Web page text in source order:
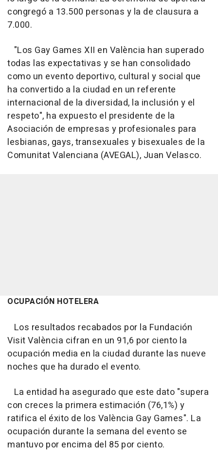
congregó a 13.500 personas y la de clausura a
7.000.
"Los Gay Games XII en València han superado
todas las expectativas y se han consolidado
como un evento deportivo, cultural y social que
ha convertido a la ciudad en un referente
internacional de la diversidad, la inclusión y el
respeto", ha expuesto el presidente de la
Asociación de empresas y profesionales para
lesbianas, gays, transexuales y bisexuales de la
Comunitat Valenciana (AVEGAL), Juan Velasco.
OCUPACIÓN HOTELERA
Los resultados recabados por la Fundación
Visit València cifran en un 91,6 por ciento la
ocupación media en la ciudad durante las nueve
noches que ha durado el evento.
La entidad ha asegurado que este dato "supera
con creces la primera estimación (76,1%) y
ratifica el éxito de los València Gay Games". La
ocupación durante la semana del evento se
mantuvo por encima del 85 por ciento.